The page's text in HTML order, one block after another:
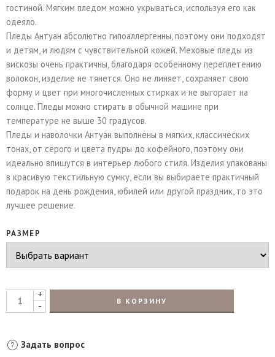
гостиной. Мягким пледом можно укрываться, используя его как
одеяло.
Пледы Антуан абсолютно гипоаллергенны, поэтому они подходят
и детям, и людям с чувствительной кожей. Меховые пледы из
вискозы очень практичны, благодаря особенному переплетению
волокон, изделие не тянется. Оно не линяет, сохраняет свою
форму и цвет при многочисленных стирках и не выгорает на
солнце. Пледы можно стирать в обычной машине при
температуре не выше 30 градусов.
Пледы и наволочки Антуан выполнены в мягких, классических
тонах, от серого и цвета пудры до кофейного, поэтому они
идеально впишутся в интерьер любого стиля. Изделия упакованы
в красивую текстильную сумку, если вы выбираете практичный
подарок на день рождения, юбилей или другой праздник, то это
лучшее решение.
РАЗМЕР
+
-
В КОРЗИНУ
Задать вопрос